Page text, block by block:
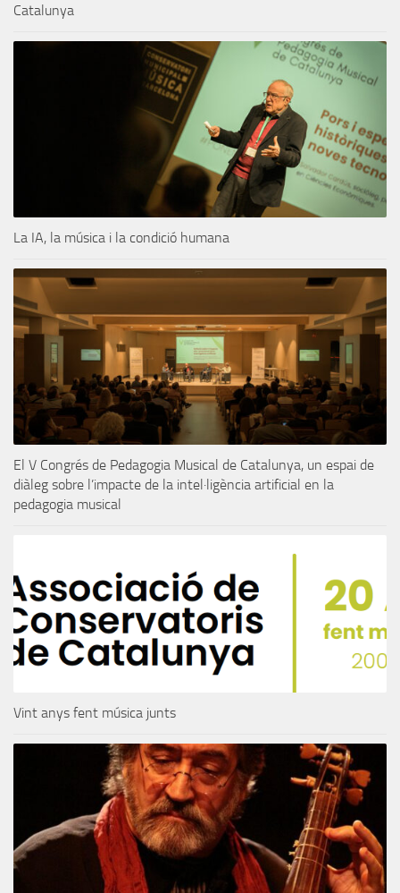
Catalunya
La IA, la música i la condició humana
El V Congrés de Pedagogia Musical de Catalunya, un espai de
diàleg sobre l’impacte de la intel·ligència artificial en la
pedagogia musical
Vint anys fent música junts